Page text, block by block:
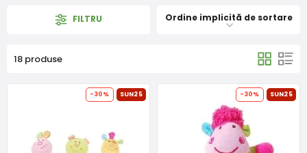
FILTRU Ordine implicită de sortare
18 produse
-30% SUN25 -30% SUN25